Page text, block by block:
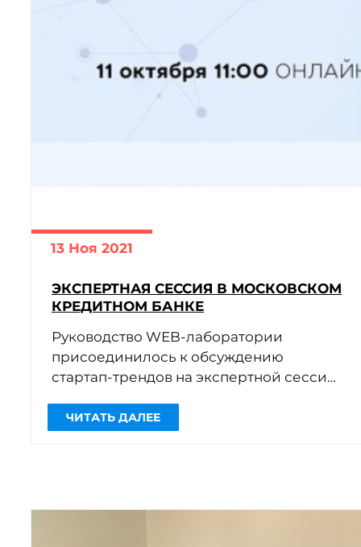
ЧИТАТЬ ДАЛЕЕ
13 Ноя 2021
ЭКСПЕРТНАЯ СЕССИЯ В МОСКОВСКОМ
КРЕДИТНОМ БАНКЕ
Руководство WEB-лаборатории
присоединилось к обсуждению
стартап-трендов на экспертной сессии
идеальных моделях сотрудничества,